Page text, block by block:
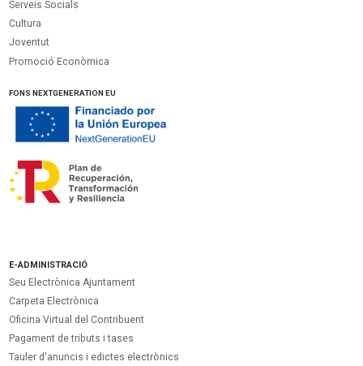
Serveis Socials
Cultura
Joventut
Promoció Econòmica
FONS NEXTGENERATION EU
E-ADMINISTRACIÓ
Seu Electrònica Ajuntament
Carpeta Electrònica
Oficina Virtual del Contribuent
Pagament de tributs i tases
Tauler d'anuncis i edictes electrònics